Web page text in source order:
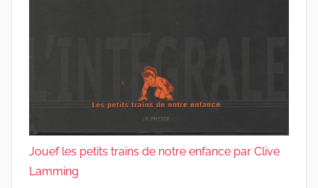
Jouef les petits trains de notre enfance par Clive
Lamming